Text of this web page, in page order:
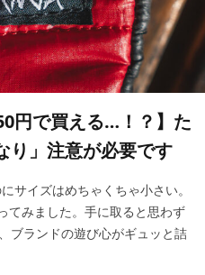
円で買える…！？】た
り」注意が必要です
サイズはめちゃくちゃ小さい。
てみました。手に取ると思わず
ブランドの遊び心がギュッと詰